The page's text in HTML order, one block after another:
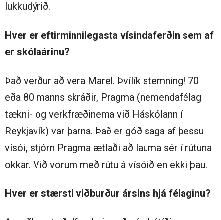
lukkudýrið.
Hver er eftirminnilegasta vísindaferðin sem af
er skólaárinu?
Það verður að vera Marel. Þvílík stemning! 70
eða 80 manns skráðir, Pragma (nemendafélag
tækni- og verkfræðinema við Háskólann í
Reykjavík) var þarna. Það er góð saga af þessu
vísói, stjórn Pragma ætlaði að lauma sér í rútuna
okkar. Við vorum með rútu á vísóið en ekki þau.
Hver er stærsti viðburður ársins hjá félaginu?